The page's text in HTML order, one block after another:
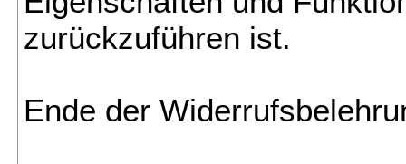
zurückzuführen ist.
Ende der